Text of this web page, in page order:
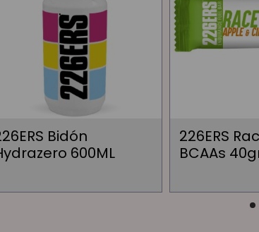
Bidón
600ML
226ERS
BCAAs